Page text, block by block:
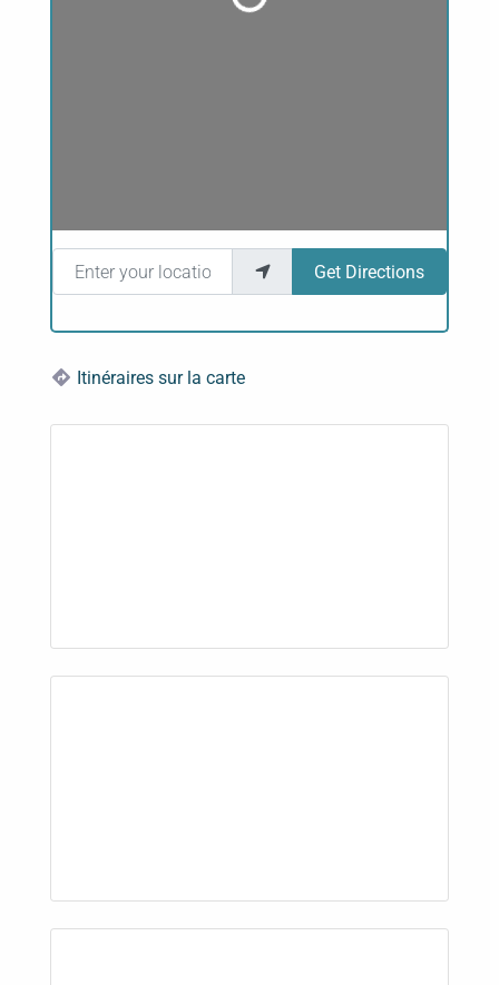
Enter your location
Get Directions
Itinéraires sur la carte